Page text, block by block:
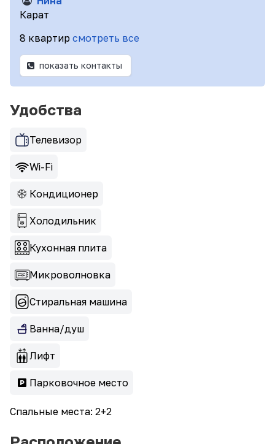
Карат
8 квартир смотреть все
показать контакты
Удобства
Телевизор
Wi-Fi
Кондиционер
Холодильник
Кухонная плита
Микроволновка
Стиральная машина
Ванна/душ
Лифт
Парковочное место
Спальные места: 2+2